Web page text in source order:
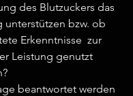
des Blutzuckers das
unterstützen bzw. ob
Erkenntnisse  zur
Leistung genutzt
beantwortet werden